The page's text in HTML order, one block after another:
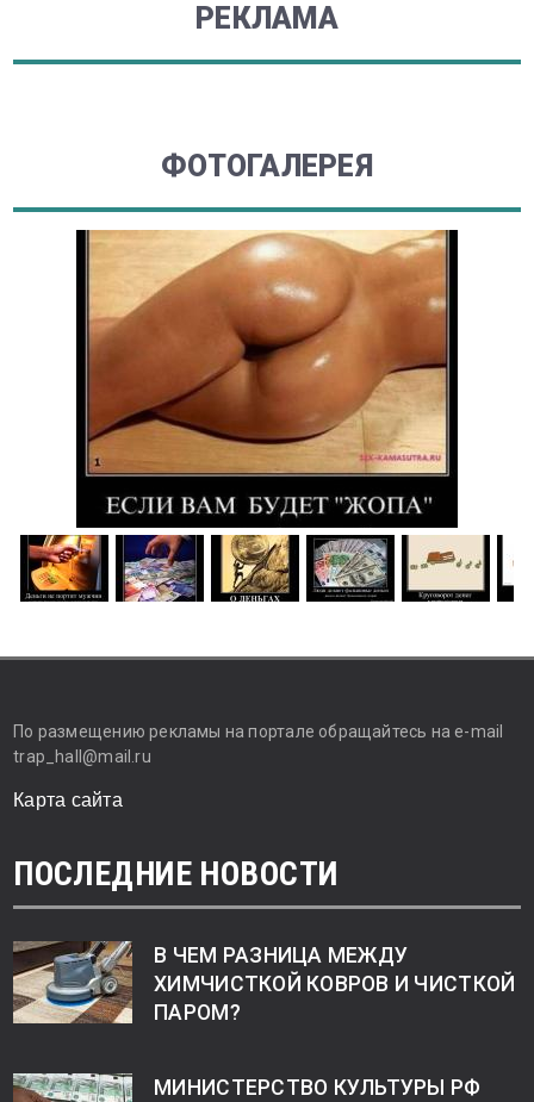
РЕКЛАМА
ФОТОГАЛЕРЕЯ
По размещению рекламы на портале обращайтесь на e-mail
trap_hall@mail.ru
Карта сайта
ПОСЛЕДНИЕ НОВОСТИ
В ЧЕМ РАЗНИЦА МЕЖДУ
ХИМЧИСТКОЙ КОВРОВ И ЧИСТКОЙ
ПАРОМ?
МИНИСТЕРСТВО КУЛЬТУРЫ РФ